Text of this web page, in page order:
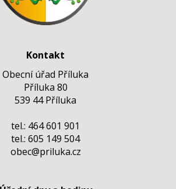
Kontakt
Obecní úřad Příluka
Příluka 80
539 44 Příluka
tel.: 464 601 901
tel.: 605 149 504
obec@priluka.cz